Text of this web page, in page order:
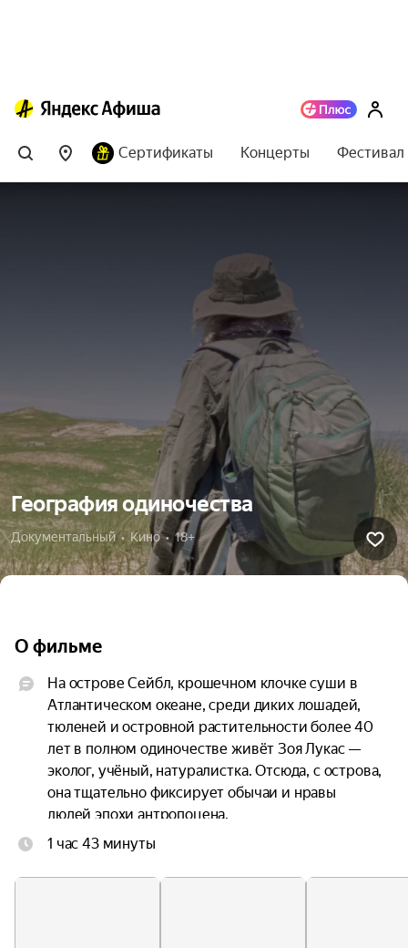
Сертификаты Концерты
География одиночества
Документальный  •  Кино  •  18+
О фильме
На острове Сейбл, крошечном клочке суши в
Атлантическом океане, среди диких лошадей,
тюленей и островной растительности более 40
лет в полном одиночестве живёт Зоя Лукас —
эколог, учёный, натуралистка. Отсюда, с острова,
она тщательно фиксирует обычаи и нравы
людей эпохи антропоцена.
1 час 43 минуты